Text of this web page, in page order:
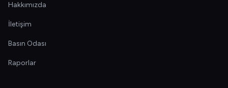
Hakkımızda
İletişim
Basın Odası
Raporlar